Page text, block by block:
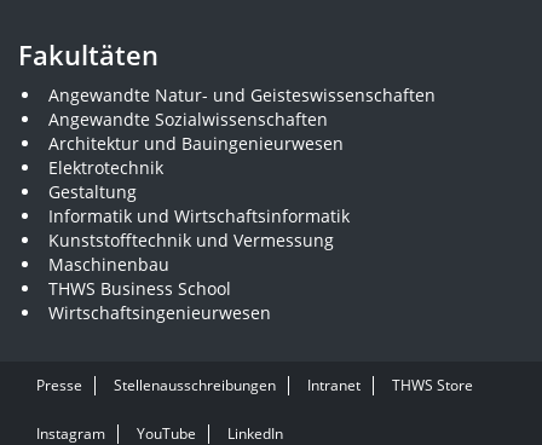
Fakultäten
Angewandte Natur- und Geisteswissenschaften
Angewandte Sozialwissenschaften
Architektur und Bauingenieurwesen
Elektrotechnik
Gestaltung
Informatik und Wirtschaftsinformatik
Kunststofftechnik und Vermessung
Maschinenbau
THWS Business School
Wirtschaftsingenieurwesen
Presse Stellenausschreibungen Intranet THWS Store
Instagram YouTube LinkedIn